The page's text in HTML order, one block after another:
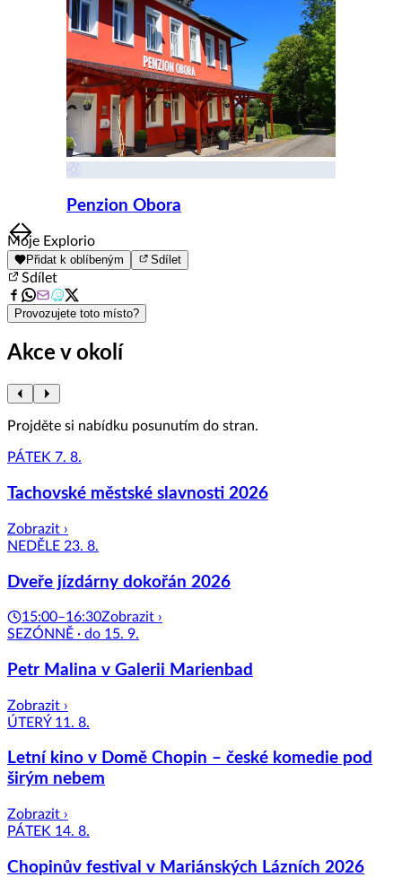
Penzion Obora
Item
1
of
8
Moje Explorio
Přidat k oblíbeným Sdílet
Sdílet
Provozujete toto místo?
Akce v okolí
Projděte si nabídku posunutím do stran.
PÁTEK 7. 8.
Tachovské městské slavnosti 2026
Zobrazit ›
NEDĚLE 23. 8.
Dveře jízdárny dokořán 2026
15:00–16:30Zobrazit ›
SEZÓNNĚ · do 15. 9.
Petr Malina v Galerii Marienbad
Zobrazit ›
ÚTERÝ 11. 8.
Letní kino v Domě Chopin – české komedie pod
širým nebem
Zobrazit ›
PÁTEK 14. 8.
Chopinův festival v Mariánských Lázních 2026